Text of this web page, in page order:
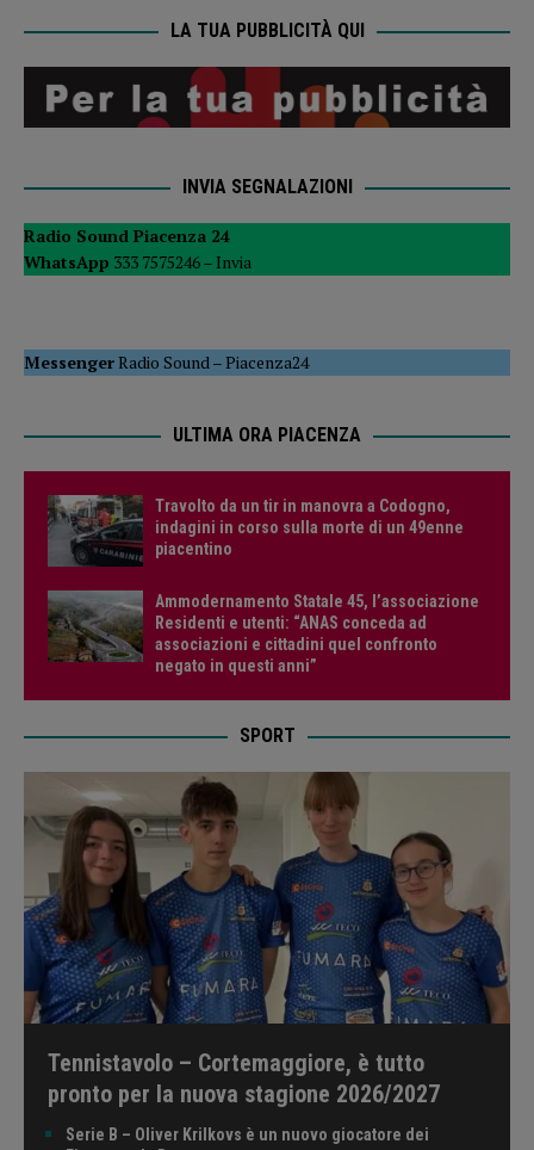
LA TUA PUBBLICITÀ QUI
INVIA SEGNALAZIONI
Radio Sound Piacenza 24
WhatsApp 333 7575246 – Invia
MessengerRadio Sound –Piacenza24
ULTIMA ORA PIACENZA
Travolto da un tir in manovra a Codogno,
indagini in corso sulla morte di un 49enne
piacentino
Ammodernamento Statale 45, l’associazione
Residenti e utenti: “ANAS conceda ad
associazioni e cittadini quel confronto
negato in questi anni”
SPORT
Tennistavolo – Cortemaggiore, è tutto
pronto per la nuova stagione 2026/2027
Serie B – Oliver Krilkovs è un nuovo giocatore dei